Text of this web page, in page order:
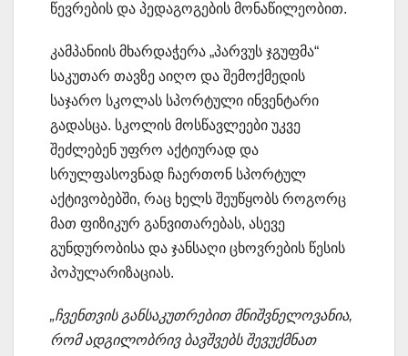
წევრების და პედაგოგების მონაწილეობით.
კამპანიის მხარდაჭერა „პარვუს ჯგუფმა“
საკუთარ თავზე აიღო და შემოქმედის
საჯარო სკოლას სპორტული ინვენტარი
გადასცა. სკოლის მოსწავლეები უკვე
შეძლებენ უფრო აქტიურად და
სრულფასოვნად ჩაერთონ სპორტულ
აქტივობებში, რაც ხელს შეუწყობს როგორც
მათ ფიზიკურ განვითარებას, ასევე
გუნდურობისა და ჯანსაღი ცხოვრების წესის
პოპულარიზაციას.
„ჩვენთვის განსაკუთრებით მნიშვნელოვანია,
რომ ადგილობრივ ბავშვებს შევუქმნათ